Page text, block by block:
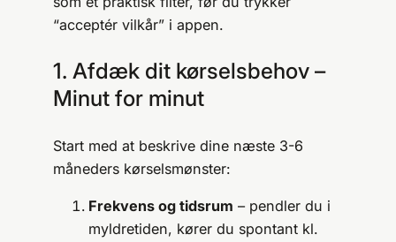
“acceptér vilkår” i appen.
1. Afdæk dit kørselsbehov –
Minut for minut
Start med at beskrive dine næste 3-6
måneders kørselsmønster:
Frekvens og tidsrum – pendler du i
myldretiden, kører du spontant kl.